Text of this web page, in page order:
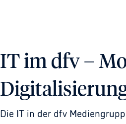
IT im dfv –
Die IT in der dfv